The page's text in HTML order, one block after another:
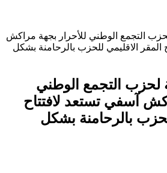
لحزب التجمع الوطني للأحرار بجهة مراكش
المقر الاقليمي للحزب بالرحامنة بشكل
لحزب التجمع الوطني
آسفي تستعد لافتتاح
بالرحامنة بشكل